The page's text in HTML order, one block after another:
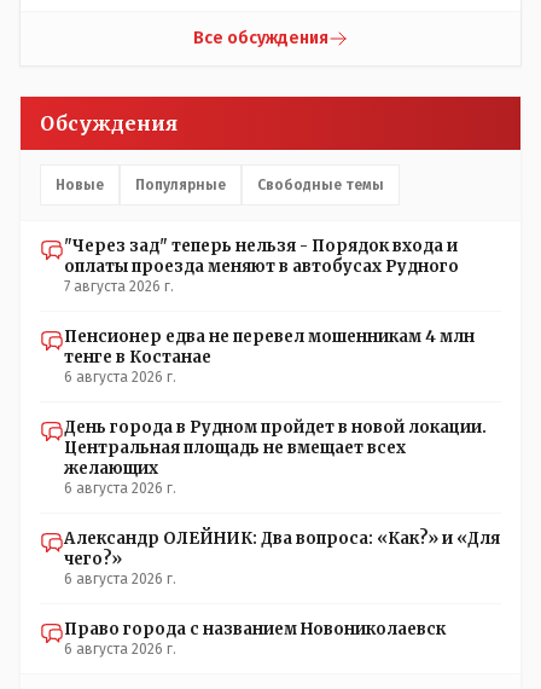
центре либо кто то из родственников сидит, либо
причинам, просто обстоятельства немного меняются по
сравнению с Назарбаевскими временами, власти
неизвестная в уравнении взаимоотношений власти и
Все обсуждения
Обсуждения
Новые Популярные Свободные темы
"Через зад" теперь нельзя - Порядок входа и
оплаты проезда меняют в автобусах Рудного
7 августа 2026 г.
Пенсионер едва не перевел мошенникам 4 млн
тенге в Костанае
6 августа 2026 г.
День города в Рудном пройдет в новой локации.
Центральная площадь не вмещает всех
желающих
6 августа 2026 г.
Александр ОЛЕЙНИК: Два вопроса: «Как?» и «Для
чего?»
6 августа 2026 г.
Право города с названием Новониколаевск
6 августа 2026 г.